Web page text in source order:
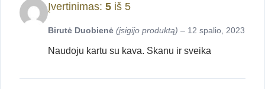
Įvertinimas: 5 iš 5
Birutė Duobienė (įsigijo produktą) – 12 spalio, 2023
Naudoju kartu su kava. Skanu ir sveika